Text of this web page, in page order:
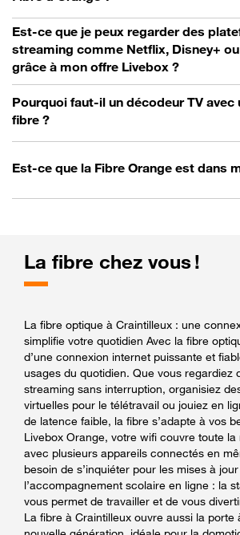
Est-ce que je peux regarder des
streaming comme Netflix, Disney+
grâce à mon offre Livebox ?
Pourquoi faut-il un décodeur TV avec
fibre ?
Est-ce que la Fibre Orange est dans
La fibre chez vous !
La fibre optique à Craintilleux : une
simplifie votre quotidien Avec la fibre
d’une connexion internet puissante et
usages du quotidien. Que vous regardiez
streaming sans interruption, organisiez
virtuelles pour le télétravail ou jouiez en
de latence faible, la fibre s’adapte à vos
Livebox Orange, votre wifi couvre toute la
avec plusieurs appareils connectés en
besoin de s’inquiéter pour les mises à
l’accompagnement scolaire en ligne : la
vous permet de travailler et de vous
La fibre à Craintilleux ouvre aussi la porte